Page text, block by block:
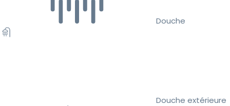
Douche
Douche extérieure